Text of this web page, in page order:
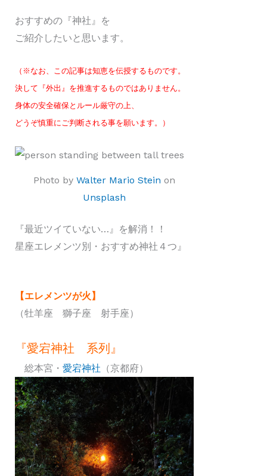
おすすめの『神社』を
ご紹介したいと思います。
（※なお、この記事は知恵を伝授するものです。
決して『外出』を推進するものではありません。
身体の安全確保とルール厳守の上、
どうぞ慎重にご判断される事を願います。）
Photo by Walter Mario Stein on
Unsplash
『最近ツイていない…』を解消！！
星座エレメンツ別・おすすめ神社４つ』
【エレメンツが火】
（牡羊座 獅子座 射手座）
『愛宕神社 系列』
総本宮・ 愛宕神社 （京都府）